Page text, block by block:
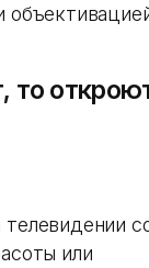
то
или